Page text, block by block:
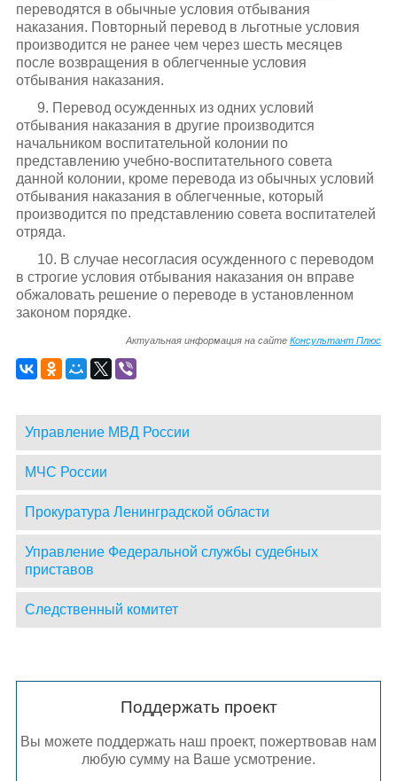
переводятся в обычные условия отбывания
наказания. Повторный перевод в льготные условия
производится не ранее чем через шесть месяцев
после возвращения в облегченные условия
отбывания наказания.
9. Перевод осужденных из одних условий
отбывания наказания в другие производится
начальником воспитательной колонии по
представлению учебно-воспитательного совета
данной колонии, кроме перевода из обычных условий
отбывания наказания в облегченные, который
производится по представлению совета воспитателей
отряда.
10. В случае несогласия осужденного с переводом
в строгие условия отбывания наказания он вправе
обжаловать решение о переводе в установленном
законом порядке.
Актуальная информация на сайтеКонсультант Плюс
Управление МВД России
МЧС России
Прокуратура Ленинградской области
Управление Федеральной службы судебных
приставов
Следственный комитет
Поддержать проект
Вы можете поддержать наш проект, пожертвовав нам
любую сумму на Ваше усмотрение.